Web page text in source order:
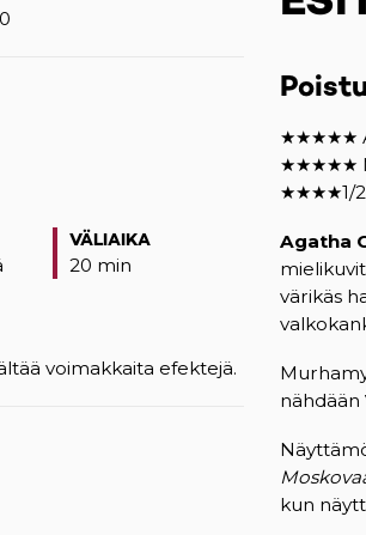
VÄLIAIKA
20 min
voimakkaita efektejä.
★★★★★
★★★★★
★★★★1/
Agatha
värikäs
nähdään
kun